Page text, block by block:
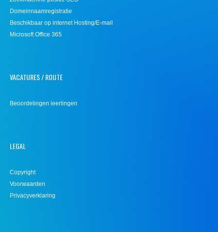
Domeinnaamregistratie
Beschikbaar op internet Hosting/E-mail
Microsoft Office 365
VACATURES / ROUTE
Beoordelingen leerlingen
LEGAL
Copyright
Voorwaarden
Privacyverklaring